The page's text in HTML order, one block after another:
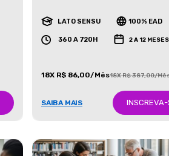
LATO SENSU 100% EAD
360 A 720H 2 A 12 MESES
18X R$ 86,00/Mês18X R$ 387,00/
SAIBA MAIS INSCREVA-